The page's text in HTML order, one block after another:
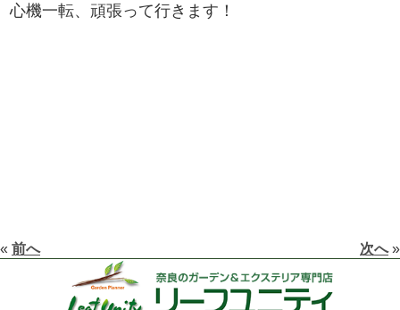
心機一転、頑張って行きます！
« 前へ 次へ»